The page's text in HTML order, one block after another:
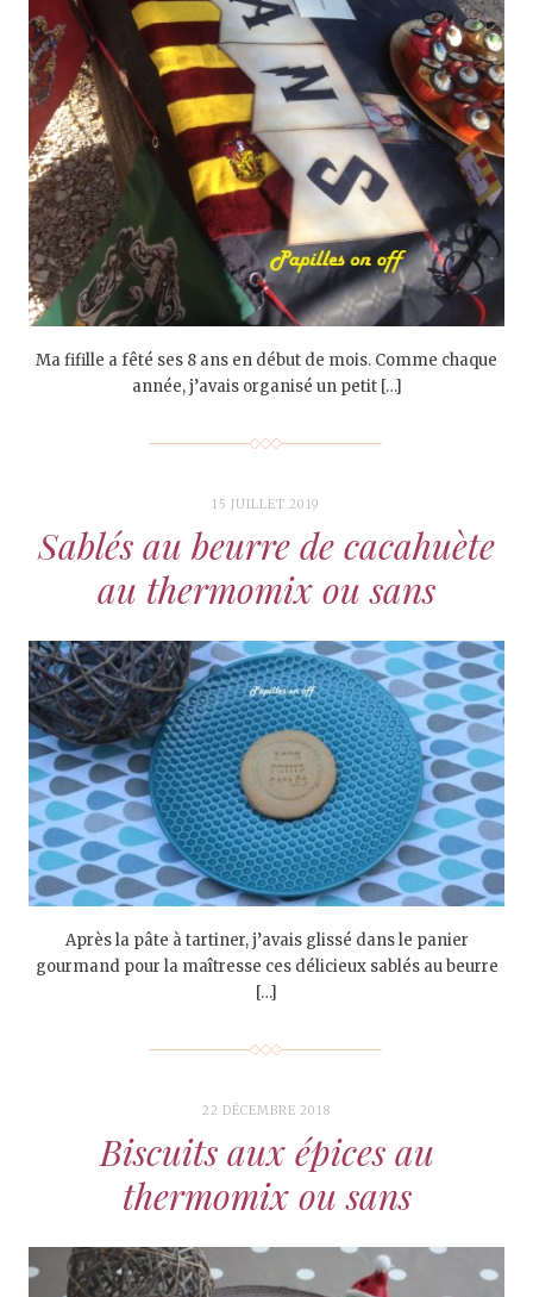
Ma fifille a fêté ses 8 ans en début de mois. Comme chaque
année, j’avais organisé un petit […]
15 JUILLET 2019
Sablés au beurre de cacahuète
au thermomix ou sans
Après la pâte à tartiner, j’avais glissé dans le panier
gourmand pour la maîtresse ces délicieux sablés au beurre
[…]
22 DÉCEMBRE 2018
Biscuits aux épices au
thermomix ou sans